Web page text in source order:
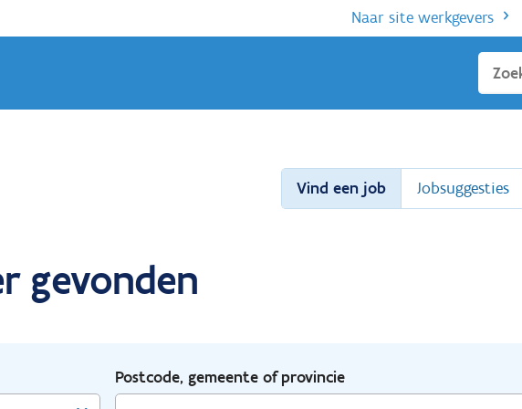
Naar site werkgevers
Sluiten
Vind een job Jobsuggesties
gevonden
Postcode, gemeente of provincie